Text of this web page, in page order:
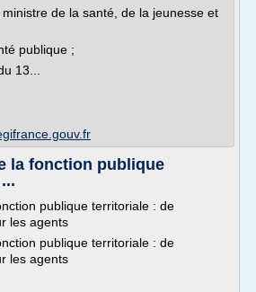
de la santé, de la jeunesse et
publique ;
13...
la fonction publique
publique territoriale : de
les agents
publique territoriale : de
les agents